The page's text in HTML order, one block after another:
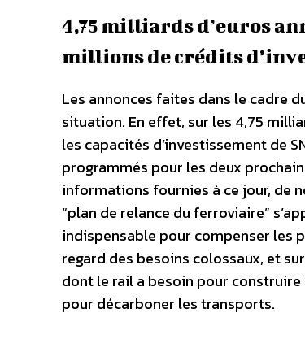
4,75 milliards d’euros
millions de crédits
Les annonces faites dans le cadre
situation. En effet, sur les 4,75
les capacités d’investissement de
programmés pour les deux
informations fournies à ce jour, de
“plan de relance du ferroviaire”
indispensable pour compenser les
regard des besoins colossaux, et
dont le rail a besoin pour construire
pour décarboner les transports.